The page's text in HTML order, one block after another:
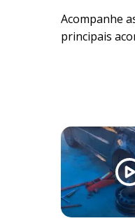
Acompanhe
principais